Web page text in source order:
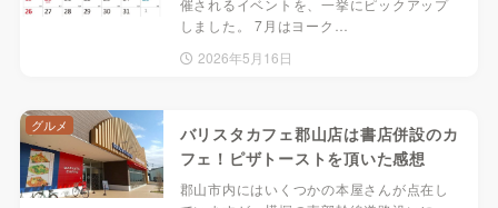
しました。 7月はヨーク…
2026年5月16日
バリスタカフェ郡山店は書店併設のカ
フェ！ピザトーストを頂いた感想
郡山市内にはいくつかの本屋さんが点在し
グルメ